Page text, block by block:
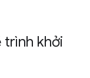
trình khởi